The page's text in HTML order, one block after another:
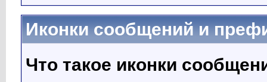
Иконки сообщений и
Что такое иконки